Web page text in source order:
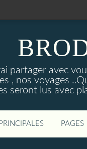
partager avec
, nos voyages
seront lus avec
PAGES